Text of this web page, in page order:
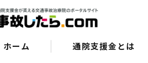
ホーム 通院⽀援⾦とは